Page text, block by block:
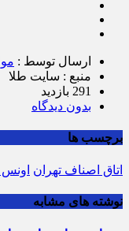
ارسال توسط :
منبع : سایت طلا
291 بازدید
بدون دیدگاه
برچسب ها
اتاق اصناف تهران
نوشته های مشابه